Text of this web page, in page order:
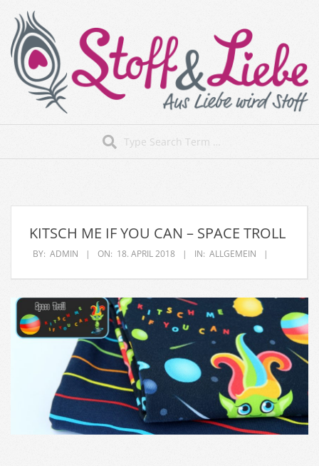
content
Stoff&Liebe
Menu
KITSCH ME IF YOU CAN – SPACE TROLL
BY: ADMIN ON: 18. APRIL 2018 IN: ALLGEMEIN